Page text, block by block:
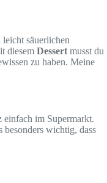
leicht säuerlichen
diesem Dessert musst du
zu haben. Meine
einfach im Supermarkt.
besonders wichtig, dass